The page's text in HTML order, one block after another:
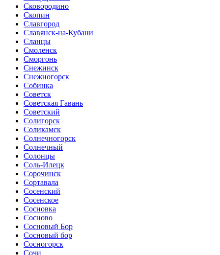
Сковородино
Скопин
Славгород
Славянск-на-Кубани
Сланцы
Смоленск
Сморгонь
Снежинск
Снежногорск
Собинка
Советск
Советская Гавань
Советский
Солигорск
Соликамск
Солнечногорск
Солнечный
Солонцы
Соль-Илецк
Сорочинск
Сортавала
Сосенский
Сосенское
Сосновка
Сосново
Сосновый Бор
Сосновый бор
Сосногорск
Сочи